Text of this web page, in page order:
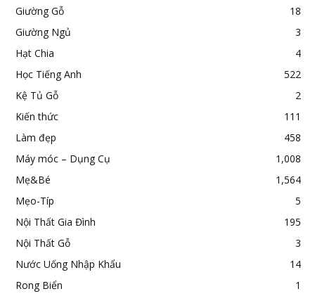
Giường Gỗ
18
Giường Ngủ
3
Hạt Chia
4
Học Tiếng Anh
522
Kệ Tủ Gỗ
2
Kiến thức
111
Làm đẹp
458
Máy móc – Dụng Cụ
1,008
Mẹ&Bé
1,564
Mẹo-Típ
5
Nội Thất Gia Đình
195
Nội Thất Gỗ
3
Nước Uống Nhập Khẩu
14
Rong Biển
1